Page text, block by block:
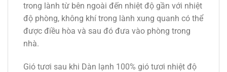
trong lành từ bên ngoài đến nhiệt độ gần với nhiệt
độ phòng, không khí trong lành xung quanh có thể
được điều hòa và sau đó đưa vào phòng trong
nhà.
Gió tươi sau khi Dàn lạnh 100% gió tươi nhiệt độ